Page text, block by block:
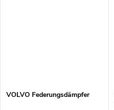
VOLVO Federungsdämpfer